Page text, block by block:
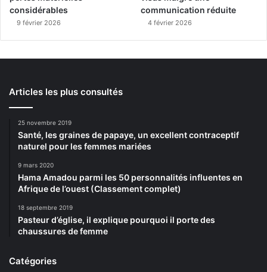
considérables
9 février 2026
communication réduite
4 février 2026
Articles les plus consultés
25 novembre 2019
Santé, les graines de papaye, un excellent contraceptif
naturel pour les femmes mariées
9 mars 2020
Hama Amadou parmi les 50 personnalités influentes en
Afrique de l’ouest (Classement complet)
18 septembre 2019
Pasteur d’église, il explique pourquoi il porte des
chaussures de femme
Catégories